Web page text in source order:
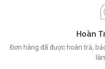
Hoàn
Đơn hàng đã được hoàn trả,